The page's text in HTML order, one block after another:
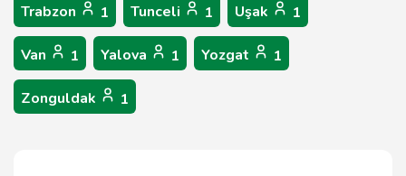
Trabzon 1 Tunceli 1 Uşak 1
Van 1 Yalova 1 Yozgat 1
Zonguldak 1